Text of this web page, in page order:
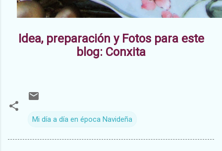
Idea, preparación y Fotos para este
blog: Conxita
Mi día a día en época Navideña